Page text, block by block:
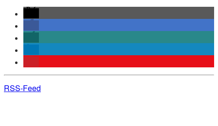
RSS-Feed